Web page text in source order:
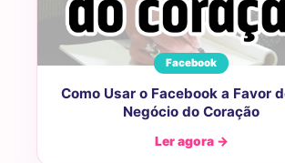
Facebook
Como Usar o Facebook a Favor
Negócio do Coração
Ler agora →